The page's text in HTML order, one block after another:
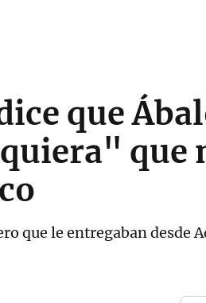
que
que
que le entregaban desde